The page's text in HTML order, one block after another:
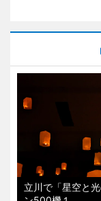
立川で「星空と